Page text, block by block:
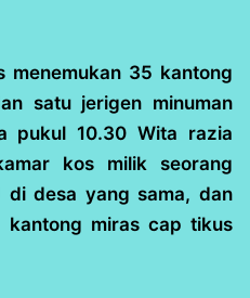
menemukan 35 kantong
satu jerigen minuman
pukul 10.30 Wita razia
kos milik seorang
di desa yang sama, dan
kantong miras cap tikus